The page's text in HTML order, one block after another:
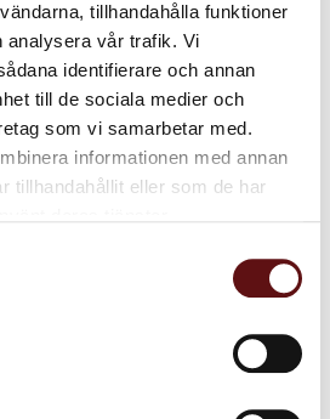
tillhandahålla funktioner
analysera vår trafik. Vi
identifierare och annan
till de sociala medier och
som vi samarbetar med.
informationen med annan
tillhandahållit eller som de har